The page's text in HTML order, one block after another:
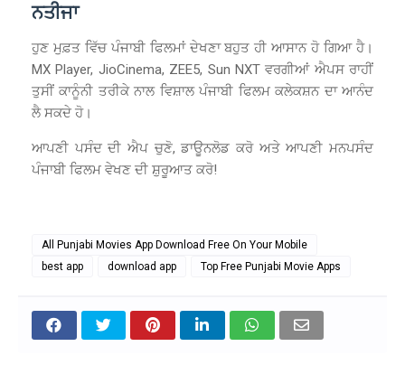
ਨਤੀਜਾ
ਹੁਣ ਮੁਫ਼ਤ ਵਿੱਚ ਪੰਜਾਬੀ ਫਿਲਮਾਂ ਦੇਖਣਾ ਬਹੁਤ ਹੀ ਆਸਾਨ ਹੋ ਗਿਆ ਹੈ।
MX Player, JioCinema, ZEE5, Sun NXT ਵਰਗੀਆਂ ਐਪਸ ਰਾਹੀਂ
ਤੁਸੀਂ ਕਾਨੂੰਨੀ ਤਰੀਕੇ ਨਾਲ ਵਿਸ਼ਾਲ ਪੰਜਾਬੀ ਫਿਲਮ ਕਲੇਕਸ਼ਨ ਦਾ ਆਨੰਦ
ਲੈ ਸਕਦੇ ਹੋ।
ਆਪਣੀ ਪਸੰਦ ਦੀ ਐਪ ਚੁਣੋ, ਡਾਊਨਲੋਡ ਕਰੋ ਅਤੇ ਆਪਣੀ ਮਨਪਸੰਦ
ਪੰਜਾਬੀ ਫਿਲਮ ਵੇਖਣ ਦੀ ਸ਼ੁਰੂਆਤ ਕਰੋ!
All Punjabi Movies App Download Free On Your Mobile
best app
download app Top Free Punjabi Movie Apps